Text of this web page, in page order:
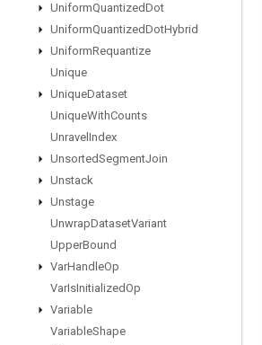
UniformQuantizedDot
UniformQuantizedDotHybrid
UniformRequantize
Unique
UniqueDataset
UniqueWithCounts
Unravel Index
UnsortedSegmentJoin
Unstack
Unstage
UnwrapDatasetVariant
UpperBound
VarHandleOp
VarIsInitializedOp
Variable
VariableShape